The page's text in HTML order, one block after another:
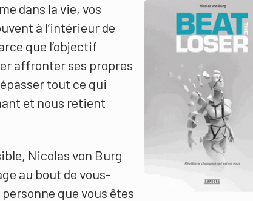
dans la vie, vos
à l’intérieur de
que l’objectif
affronter ses propres
tout ce qui
et nous retient
Nicolas von Burg
au bout de vous-
que vous êtes